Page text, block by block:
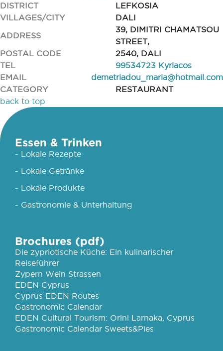
DISTRICT
LEFKOSIA
VILLAGES/CITY
DALI
ADDRESS
39, DIMITRI CHAMATSOU
STREET,
POSTAL CODE
2540, DALI
TEL
99534723 Kyriacos
EMAIL
demetriadou_maria@hotmail.com
CATEGORY
RESTAURANT
back to top
Essen & Trinken
- Lokale Rezepte
- Lokale Getränke
- Lokale Produkte
- Gastronomie & Unterhaltung
Brochures (pdf)
Die zypriotische Küche: Ein kulinarischer
Reiseführer
Zypern Wein Strassen
EDEN Cyprus
Cyprus EDEN Routes
Gastronomic Calendar
EDEN Cultural Tourism: Orini Larnaka, Cyprus
Gastronomic Calendar Sweets&Pies